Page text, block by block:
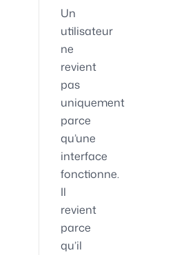
Un
utilisateur
ne
revient
pas
uniquement
parce
qu’une
interface
fonctionne.
Il
revient
parce
qu’il